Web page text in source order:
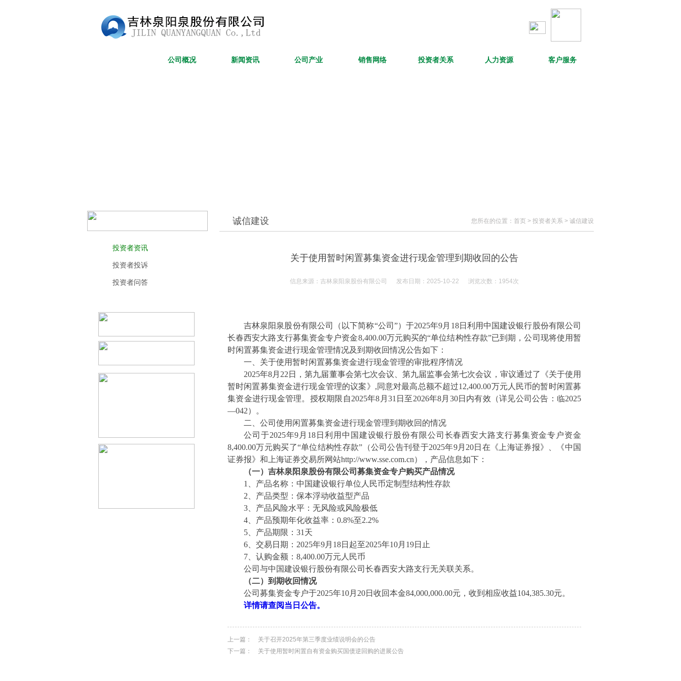
公司概况 新闻资讯 公司产业 销售网络 投资者关系 人力资源 客户服务
投资者资讯
投资者投诉
投资者问答
诚信建设 您所在的位置： 首页 > 投资者关系 > 诚信建设
关于使用暂时闲置募集资金进行现金管理到期收回的公告
信息来源：吉林泉阳泉股份有限公司 发布日期：2025-10-22 浏览次数：1954次
吉林泉阳泉股份有限公司（以下简称“公司”）于2025年9月 18日利用中国建设银行股份有限公司
长春西安大路支行募集资金专户资金8,400.00万元购买的“单位结构性存款”已到期，公司现将使用暂
时闲置募集资金进行现金管理情况及到期收回情况公告如下：
一、关于使用暂时闲置募集资金进行现金管理的审批程序情况
2025年8月 22 日，第九届董事会第七次会议、第九届监事会第七次会议，审议通过了《关于使用
暂时闲置募集资金进行现金管理的议案》 ,同意对最高总额不超过12,400.00万元人民币的暂时闲置募
集资金进行现金管理。授权期限自2025年8 月 31 日至2026年8月 30日内有效（详见公司公告：临2025
—042）。
二、公司使用闲置募集资金进行现金管理到期收回的情况
公司于2025年9 月 18 日利用中国建设银行股份有限公司长春西安大路支行募集资金专户资金
8,400.00万元购买了“单位结构性存款” （公司公告刊登于2025年9月 20日在《上海证券报》、《中国
证券报》和上海证券交易所网站http://www.sse.com.cn）
，产品信息如下：
（一）吉林泉阳泉股份有限公司募集资金专户购买产品情况
1
、产品名称：中国建设银行单位人民币定制型结构性存款
2 、产品类型：保本浮动收益型产品
3 、产品风险水平：无风险或风险极低
4 、产品预期年化收益率： 0.8%至2.2%
5 、产品期限： 31 天
6 、交易日期： 2025年9月 18日起至2025年10月 19日止
7 、认购金额： 8,400.00万元人民币
公司与中国建设银行股份有限公司长春西安大路支行无关联关系。
（二）到期收回情况
公司募集资金专户于2025年10月 20日收回本金84,000,000.00元，收到相应收益104,385.30元。
详情请查阅当日公告。
上一篇：
关于召开2025年第三季度业绩说明会的公告
下一篇：
关于使用暂时闲置自有资金购买国债逆回购的进展公告